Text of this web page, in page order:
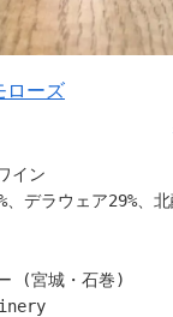
になっておりますの
。
、世界遺産と水源の
ワイナリーです。
南端に位置し、三方
然豊かな環境で醸造
ローズ
イン
デラウェア29%、北
)